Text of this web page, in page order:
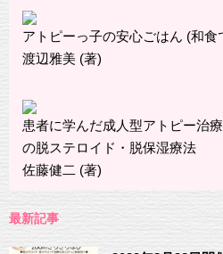
アトピーっ子の安心ごはん (和食
渡辺雅美 (著)
患者に学んだ成人型アトピー治
の脱ステロイド・脱保湿療法
佐藤健二 (著)
最新記事